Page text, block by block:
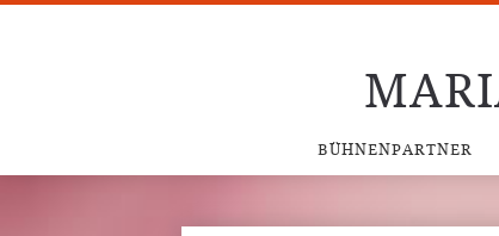
BÜHNENPARTNER